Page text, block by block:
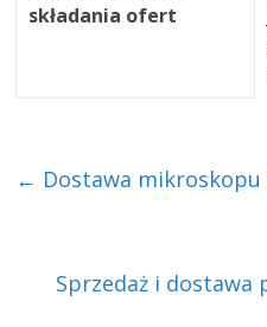
składania ofert
← Dostawa
Sprzedaż i